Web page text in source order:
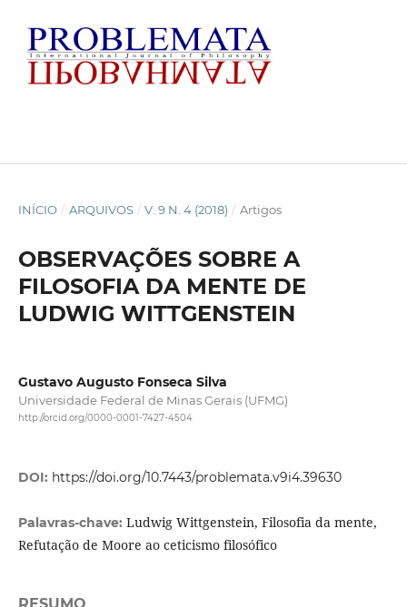
INÍCIO / ARQUIVOS / V. 9 N. 4 (2018) / Artigos
OBSERVAÇÕES SOBRE A
FILOSOFIA DA MENTE DE
LUDWIG WITTGENSTEIN
Gustavo Augusto Fonseca Silva
Universidade Federal de Minas Gerais (UFMG)
http://orcid.org/0000-0001-7427-4504
DOI: https://doi.org/10.7443/problemata.v9i4.39630
Palavras-chave: Ludwig Wittgenstein, Filosofia da mente,
Refutação de Moore ao ceticismo filosófico